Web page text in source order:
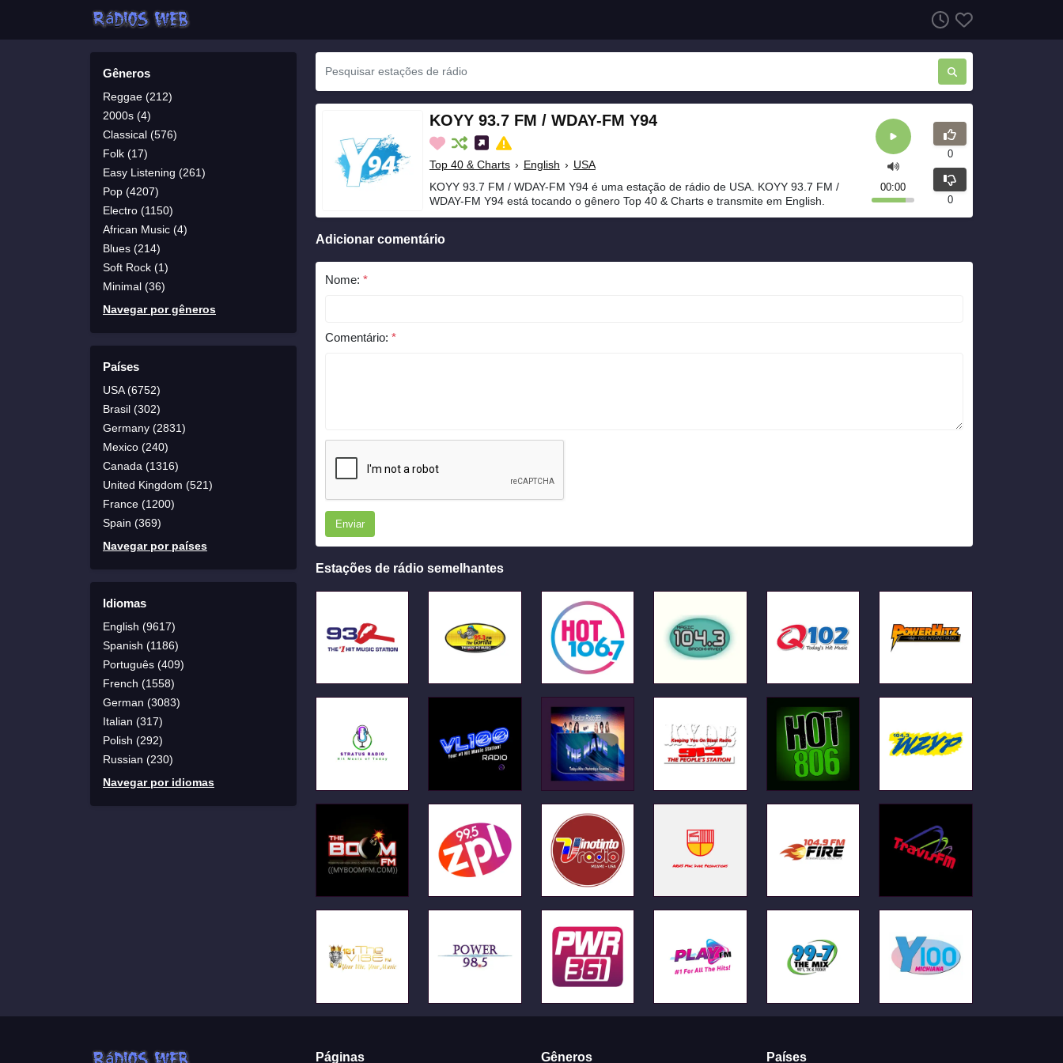
Gêneros
Reggae (212)
2000s (4)
Classical (576)
Folk (17)
Easy Listening (261)
Pop (4207)
Electro (1150)
African Music (4)
Blues (214)
Soft Rock (1)
Minimal (36)
Navegar por gêneros
Países
USA (6752)
Brasil (302)
Germany (2831)
Mexico (240)
Canada (1316)
United Kingdom (521)
France (1200)
Spain (369)
Navegar por países
Idiomas
English (9617)
Spanish (1186)
Português (409)
French (1558)
German (3083)
Italian (317)
Polish (292)
Russian (230)
Navegar por idiomas
KOYY 93.7 FM / WDAY-FM Y94
Top 40 & Charts › English › USA
KOYY 93.7 FM / WDAY-FM Y94 é uma estação de rádio de USA. KOYY 93.7 FM /
WDAY-FM Y94 está tocando o gênero Top 40 & Charts e transmite em English.
00:00
0
0
Adicionar comentário
Nome: *
Comentário: *
Enviar
Estações de rádio semelhantes
Páginas Gêneros Países